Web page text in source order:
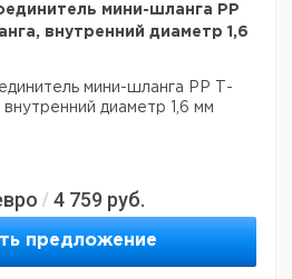
мини-шланга PP
внутренний диаметр 1,6
мини-шланга PP Т-
диаметр 1,6 мм
/ 4 759 руб.
предложение